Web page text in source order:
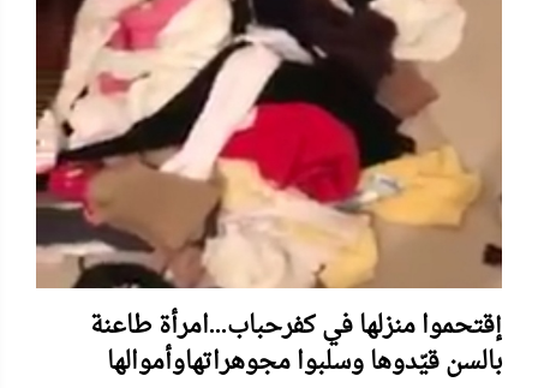
إقتحموا منزلها في كفرحباب...امرأة طاعنة
بالسن قيّدوها وسلبوا مجوهراتهاوأموالها